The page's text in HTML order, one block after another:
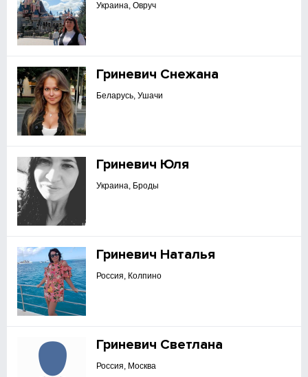
Украина, Овруч
Гриневич Снежана
Беларусь, Ушачи
Гриневич Юля
Украина, Броды
Гриневич Наталья
Россия, Колпино
Гриневич Светлана
Россия, Москва